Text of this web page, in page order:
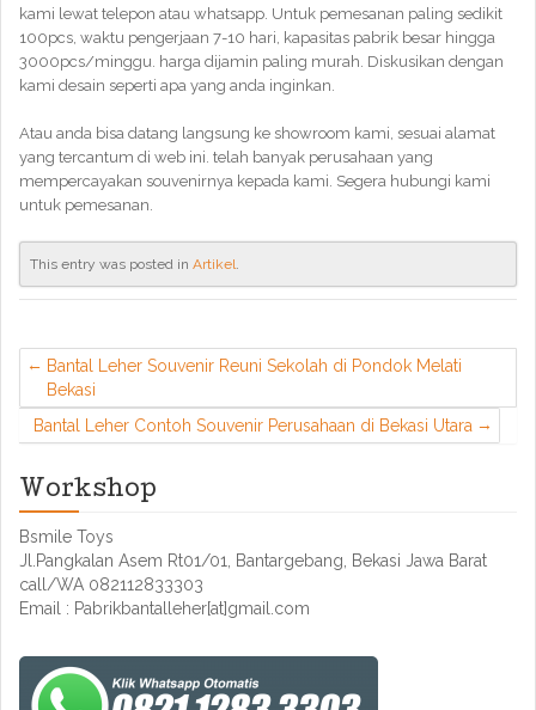
kami lewat telepon atau whatsapp. Untuk pemesanan paling sedikit
100pcs, waktu pengerjaan 7-10 hari, kapasitas pabrik besar hingga
3000pcs/minggu. harga dijamin paling murah. Diskusikan dengan
kami desain seperti apa yang anda inginkan.
Atau anda bisa datang langsung ke showroom kami, sesuai alamat
yang tercantum di web ini. telah banyak perusahaan yang
mempercayakan souvenirnya kepada kami. Segera hubungi kami
untuk pemesanan.
This entry was posted in Artikel.
Bantal Leher Souvenir Reuni Sekolah di Pondok Melati
Bekasi
Bantal Leher Contoh Souvenir Perusahaan di Bekasi Utara
Workshop
Bsmile Toys
Jl.Pangkalan Asem Rt01/01, Bantargebang, Bekasi Jawa Barat
call/WA 082112833303
Email : Pabrikbantalleher[at]gmail.com